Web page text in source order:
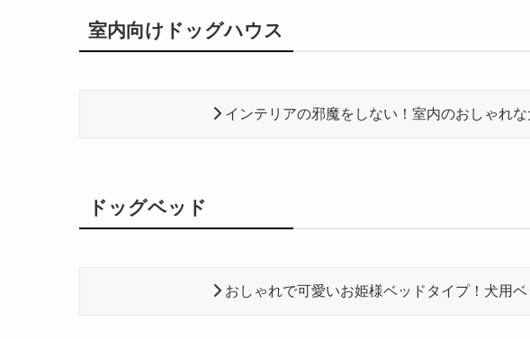
室内向けドッグハウス
インテリアの邪魔をしない！室内のおしゃれ
ドッグベッド
おしゃれで可愛いお姫様ベッドタイプ！犬用